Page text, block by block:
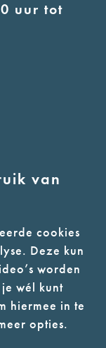
van
cookies
Deze kun
worden
wél kunt
hiermee in te
opties.
uur tot
in de